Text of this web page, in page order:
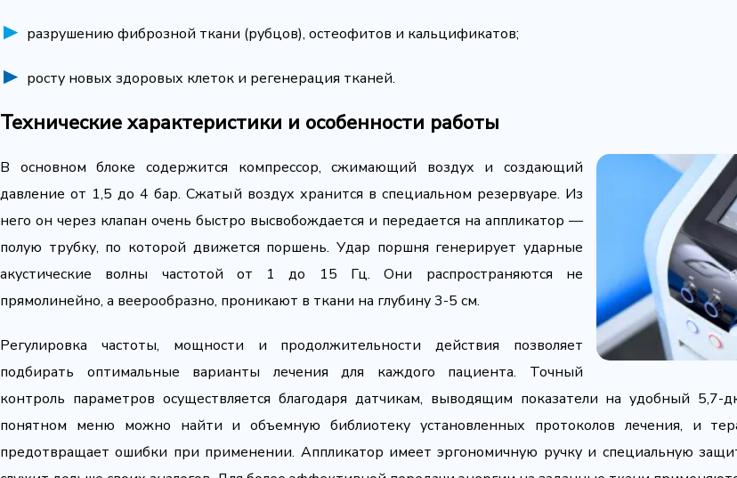
разрушению фиброзной ткани (рубцов), остеофитов и кальцификатов;
росту новых здоровых клеток и регенерация тканей.
Технические характеристики и особенности работы
В основном блоке содержится компрессор, сжимающий воздух и создающий
давление от 1,5 до 4 бар. Сжатый воздух хранится в специальном резервуаре. Из
него он через клапан очень быстро высвобождается и передается на аппликатор —
полую трубку, по которой движется поршень. Удар поршня генерирует ударные
акустические волны частотой от 1 до 15 Гц. Они распространяются не
прямолинейно, а веерообразно, проникают в ткани на глубину 3-5 см.
Регулировка частоты, мощности и продолжительности действия позволяет
подбирать оптимальные варианты лечения для каждого пациента. Точный
контроль параметров осуществляется благодаря датчикам, выводящим показатели на удобный
понятном меню можно найти и объемную библиотеку установленных протоколов лечения, и
предотвращает ошибки при применении. Аппликатор имеет эргономичную ручку и специальную